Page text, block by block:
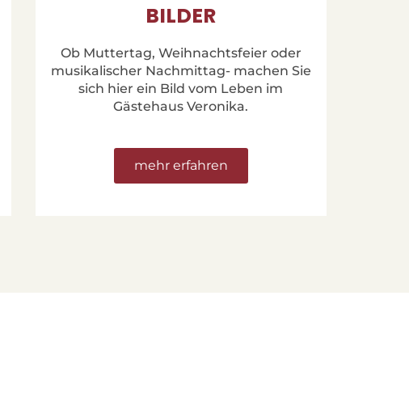
BILDER
Ob Muttertag, Weihnachtsfeier oder
musikalischer Nachmittag- machen Sie
sich hier ein Bild vom Leben im
Gästehaus Veronika.
mehr erfahren